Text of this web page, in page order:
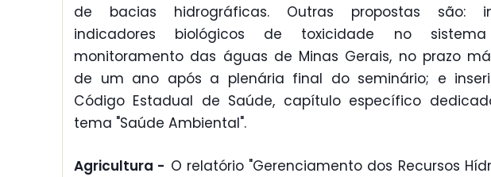
de bacias hidrográficas. Outras propostas são:
indicadores biológicos de toxicidade no
monitoramento das águas de Minas Gerais, no prazo
de um ano após a plenária final do seminário; e
Código Estadual de Saúde, capítulo específico
tema "Saúde Ambiental".
Agricultura - O relatório "Gerenciamento dos Recursos